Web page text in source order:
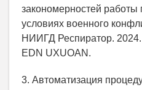
закономерностей
условиях военного
НИИГД Респиратор.
EDN UXUOAN.
3. Автоматизация